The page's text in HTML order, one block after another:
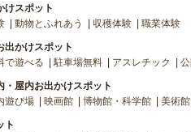
けスポット
動物とふれあう 収穫体験 職業体験
出かけスポット
で遊べる 駐車場無料 アスレチック
・屋内お出かけスポット
遊び場 映画館 博物館・科学館 美術館
ト